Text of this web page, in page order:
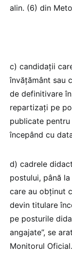
alin. (6) din
c) candidații
învățământ sau
de definitivare
repartizați pe
publicate
începând cu
d) cadrele
postului, până
care au obținut
devin titulare
pe posturile
angajate”, se
Monitorul Oficial.